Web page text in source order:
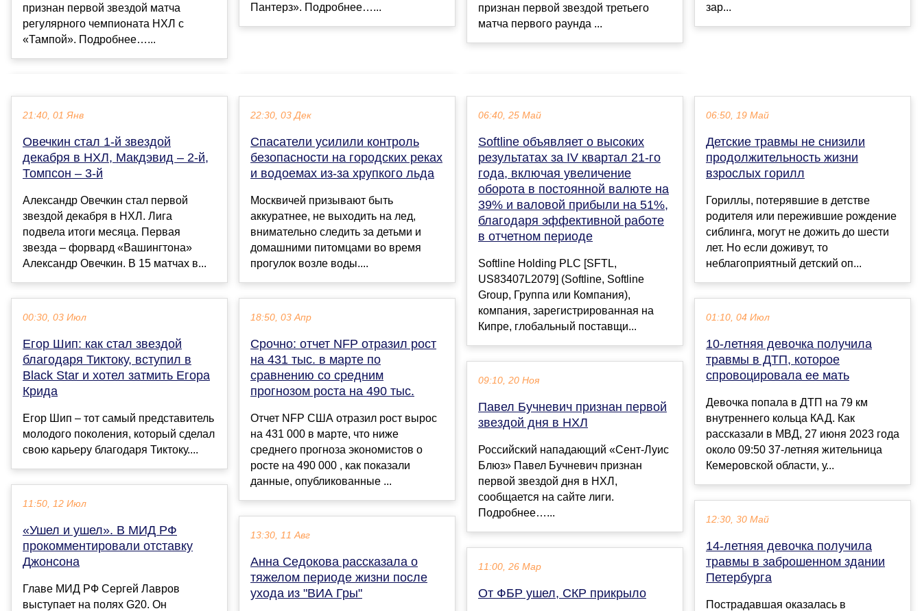
признан первой звездой матча
регулярного чемпионата НХЛ с
«Тампой». Подробнее…...
Пантерз». Подробнее…...
признан первой звездой третьего
матча первого раунда ...
зар...
21:40, 01 Янв
Овечкин стал 1-й звездой
декабря в НХЛ, Макдэвид – 2-й,
Томпсон – 3-й
Александр Овечкин стал первой
звездой декабря в НХЛ. Лига
подвела итоги месяца. Первая
звезда – форвард «Вашингтона»
Александр Овечкин. В 15 матчах в...
00:30, 03 Июл
Егор Шип: как стал звездой
благодаря Тиктоку, вступил в
Black Star и хотел затмить Егора
Крида
Егор Шип – тот самый представитель
молодого поколения, который сделал
свою карьеру благодаря Тиктоку....
11:50, 12 Июл
«Ушел и ушел». В МИД РФ
прокомментировали отставку
Джонсона
Главе МИД РФ Сергей Лавров
выступает на полях G20. Он
22:30, 03 Дек
Спасатели усилили контроль
безопасности на городских реках
и водоемах из-за хрупкого льда
Москвичей призывают быть
аккуратнее, не выходить на лед,
внимательно следить за детьми и
домашними питомцами во время
прогулок возле воды....
18:50, 03 Апр
Срочно: отчет NFP отразил рост
на 431 тыс. в марте по
сравнению со средним
прогнозом роста на 490 тыс.
Отчет NFP США отразил рост вырос
на 431 000 в марте, что ниже
среднего прогноза экономистов о
росте на 490 000 , как показали
данные, опубликованные ...
13:30, 11 Авг
Анна Седокова рассказала о
тяжелом периоде жизни после
ухода из "ВИА Гры"
06:40, 25 Май
Softline объявляет о высоких
результатах за IV квартал 21-го
года, включая увеличение
оборота в постоянной валюте на
39% и валовой прибыли на 51%,
благодаря эффективной работе
в отчетном периоде
Softline Holding PLC [SFTL,
US83407L2079] (Softline, Softline
Group, Группа или Компания),
компания, зарегистрированная на
Кипре, глобальный поставщи...
09:10, 20 Ноя
Павел Бучневич признан первой
звездой дня в НХЛ
Российский нападающий «Сент‑Луис
Блюз» Павел Бучневич признан
первой звездой дня в НХЛ,
сообщается на сайте лиги.
Подробнее…...
11:00, 26 Мар
От ФБР ушел, СКР прикрыло
06:50, 19 Май
Детские травмы не снизили
продолжительность жизни
взрослых горилл
Гориллы, потерявшие в детстве
родителя или пережившие рождение
сиблинга, могут не дожить до шести
лет. Но если доживут, то
неблагоприятный детский оп...
01:10, 04 Июл
10-летняя девочка получила
травмы в ДТП, которое
спровоцировала ее мать
Девочка попала в ДТП на 79 км
внутреннего кольца КАД. Как
рассказали в МВД, 27 июня 2023 года
около 09:50 37-летняя жительница
Кемеровской области, у...
12:30, 30 Май
14-летняя девочка получила
травмы в заброшенном здании
Петербурга
Пострадавшая оказалась в